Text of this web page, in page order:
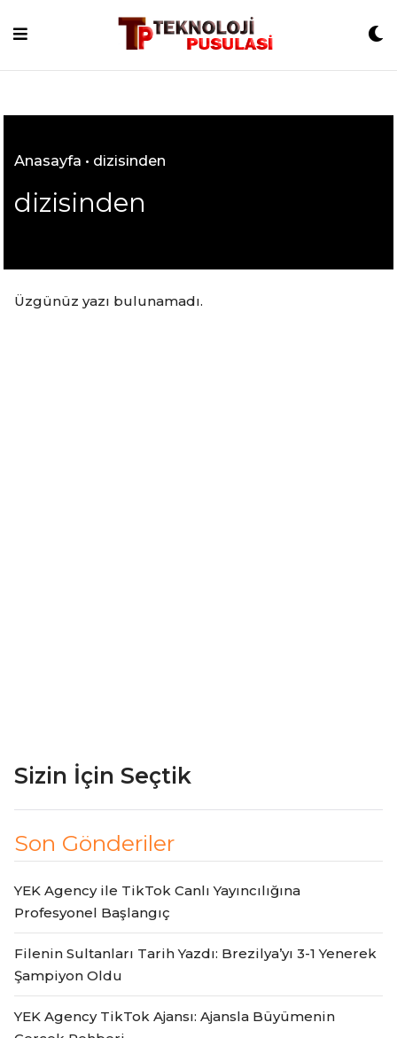
Anasayfa • dizisinden
dizisinden
Üzgünüz yazı bulunamadı.
Sizin İçin Seçtik
Son Gönderiler
YEK Agency ile TikTok Canlı Yayıncılığına
Profesyonel Başlangıç
Filenin Sultanları Tarih Yazdı: Brezilya’yı 3-1 Yenerek
Şampiyon Oldu
YEK Agency TikTok Ajansı: Ajansla Büyümenin